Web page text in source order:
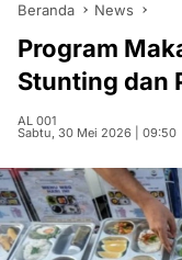
Beranda News
Program
Stunting dan
AL 001
Sabtu, 30 Mei 2026 | 09:50